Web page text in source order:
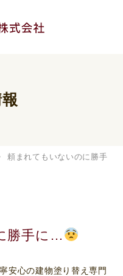
頼まれてもいないのに勝手
勝手に…
安心の建物塗り替え専門